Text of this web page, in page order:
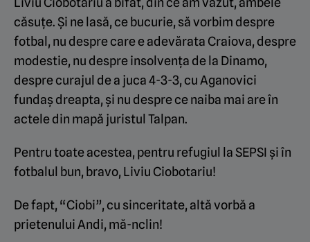
căsuțe. Și ne lasă, ce bucurie, să vorbim despre
fotbal, nu despre care e adevărata Craiova, despre
modestie, nu despre insolvența de la Dinamo,
despre curajul de a juca 4-3-3, cu Aganovici
fundaș dreapta, și nu despre ce naiba mai are în
actele din mapă juristul Talpan.
Pentru toate acestea, pentru refugiul la SEPSI și în
fotbalul bun, bravo, Liviu Ciobotariu!
De fapt, “Ciobi”, cu sinceritate, altă vorbă a
prietenului Andi, mă-nclin!